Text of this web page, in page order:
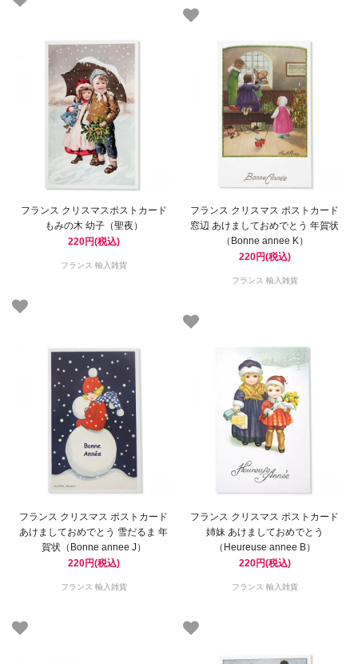
フランス クリスマスポストカード
もみの木 幼子（聖夜）
220円(税込)
フランス 輸入雑貨
フランス クリスマス ポストカード
窓辺 あけましておめでとう 年賀状
（Bonne annee K）
220円(税込)
フランス 輸入雑貨
フランス クリスマス ポストカード
あけましておめでとう 雪だるま 年
賀状（Bonne annee J）
220円(税込)
フランス 輸入雑貨
フランス クリスマス ポストカード
姉妹 あけましておめでとう
（Heureuse annee B）
220円(税込)
フランス 輸入雑貨